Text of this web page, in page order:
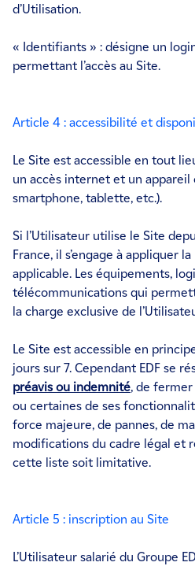
d’Utilisation.
« Identifiants » : désigne un
permettant l’accès au Site.
Article 4 : accessibilité et
Le Site est accessible en tout
un accès internet et un
smartphone, tablette, etc.).
Si l’Utilisateur utilise le Site
France, il s’engage à appliquer
applicable. Les équipements,
télécommunications qui
la charge exclusive de
Le Site est accessible en
jours sur 7. Cependant EDF se
préavis ou indemnité, de
ou certaines de ses
force majeure, de pannes, de
modifications du cadre légal et
cette liste soit limitative.
Article 5 : inscription au Site
L’Utilisateur salarié du Groupe